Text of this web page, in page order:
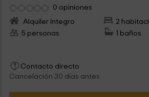
0 opiniones
Alquiler íntegro
2
5 personas
1 baños
Contacto directo
Cancelación 30 días antes